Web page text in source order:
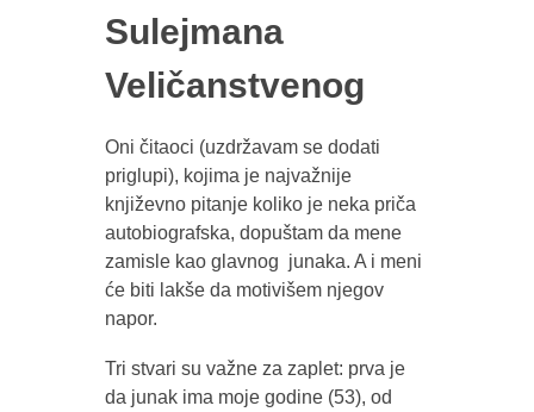
Sulejmana
Veličanstvenog
Oni čitaoci (uzdržavam se dodati
priglupi), kojima je najvažnije
književno pitanje koliko je neka priča
autobiografska, dopuštam da mene
zamisle kao glavnog junaka. A i meni
će biti lakše da motivišem njegov
napor.
Tri stvari su važne za zaplet: prva je
da junak ima moje godine (53), od